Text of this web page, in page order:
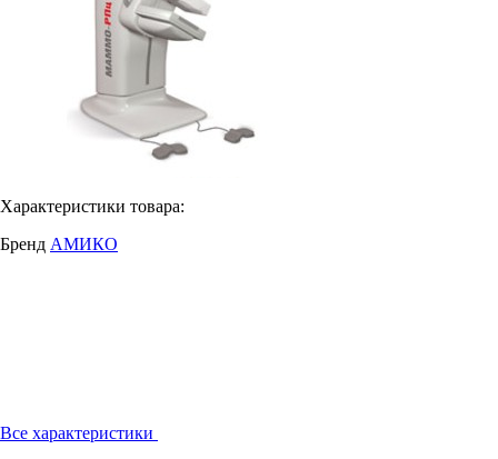
Характеристики товара:
Бренд АМИКО
Все характеристики